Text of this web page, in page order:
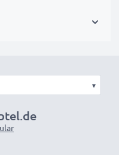
Electronics Control)
▾